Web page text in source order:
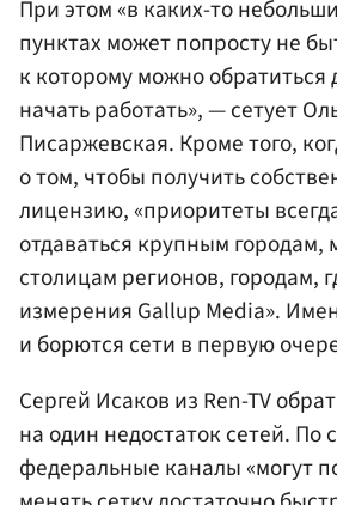
При этом «в каких-то
пунктах может попросту не
к которому можно обратиться
начать работать», — сетует
Писаржевская. Кроме того,
о том, чтобы получить
лицензию, «приоритеты
отдаваться крупным
столицам регионов, городам,
измерения Gallup Media».
и борются сети в первую
Сергей Исаков из Ren-TV
на один недостаток сетей.
федеральные каналы «могут